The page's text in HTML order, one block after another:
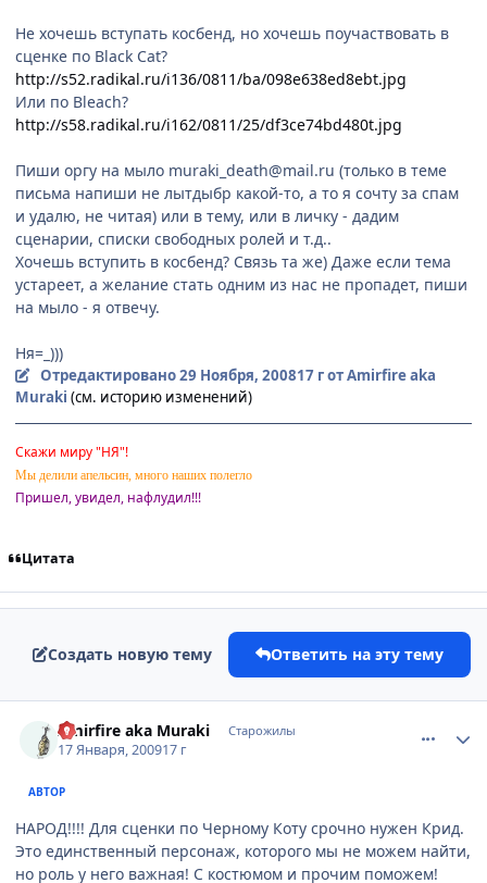
Не хочешь вступать косбенд, но хочешь поучаствовать в
сценке по Black Cat?
http://s52.radikal.ru/i136/0811/ba/098e638ed8ebt.jpg
Или по Bleach?
http://s58.radikal.ru/i162/0811/25/df3ce74bd480t.jpg
Пиши оргу на мыло muraki_death@mail.ru (только в теме
письма напиши не лытдыбр какой-то, а то я сочту за спам
и удалю, не читая) или в тему, или в личку - дадим
сценарии, списки свободных ролей и т.д..
Хочешь вступить в косбенд? Связь та же) Даже если тема
устареет, а желание стать одним из нас не пропадет, пиши
на мыло - я отвечу.
Ня=_)))
Отредактировано29 Ноября, 200817 гот Amirfire aka
Muraki (см. историю изменений)
Скажи миру "НЯ"!
Мы делили апельсин, много наших полегло
Пришел, увидел, нафлудил!!!
Цитата
Создать новую тему Ответить на эту тему
Amirfire aka Muraki Старожилы
17 Января, 200917 г
АВТОР
НАРОД!!!! Для сценки по Черному Коту срочно нужен Крид.
Это единственный персонаж, которого мы не можем найти,
но роль у него важная! С костюмом и прочим поможем!